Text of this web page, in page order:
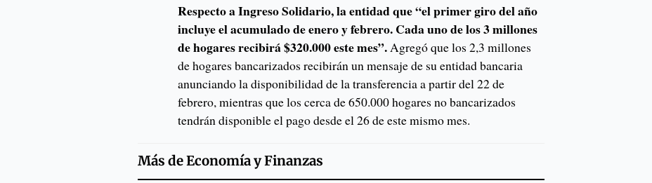
Respecto a Ingreso Solidario, la entidad que “el primer giro del año
incluye el acumulado de enero y febrero. Cada uno de los 3 millones
de hogares recibirá $320.000 este mes”.Agregó que los 2,3 millones
de hogares bancarizados recibirán un mensaje de su entidad bancaria
anunciando la disponibilidad de la transferencia a partir del 22 de
febrero, mientras que los cerca de 650.000 hogares no bancarizados
tendrán disponible el pago desde el 26 de este mismo mes.
Más deEconomía y Finanzas